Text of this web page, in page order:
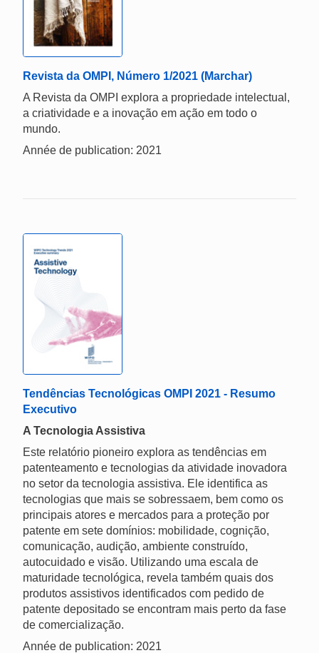
Revista da OMPI, Número 1/2021 (Marchar)
A Revista da OMPI explora a propriedade intelectual,
a criatividade e a inovação em ação em todo o
mundo.
Année de publication: 2021
Tendências Tecnológicas OMPI 2021 - Resumo
Executivo
A Tecnologia Assistiva
Este relatório pioneiro explora as tendências em
patenteamento e tecnologias da atividade inovadora
no setor da tecnologia assistiva. Ele identifica as
tecnologias que mais se sobressaem, bem como os
principais atores e mercados para a proteção por
patente em sete domínios: mobilidade, cognição,
comunicação, audição, ambiente construído,
autocuidado e visão. Utilizando uma escala de
maturidade tecnológica, revela também quais dos
produtos assistivos identificados com pedido de
patente depositado se encontram mais perto da fase
de comercialização.
Année de publication: 2021